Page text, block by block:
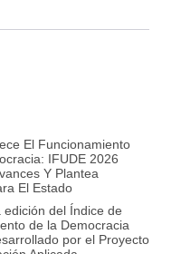
El Funcionamiento
IFUDE 2026
Y Plantea
El Estado
edición del Índice de
de la Democracia
por el Proyecto